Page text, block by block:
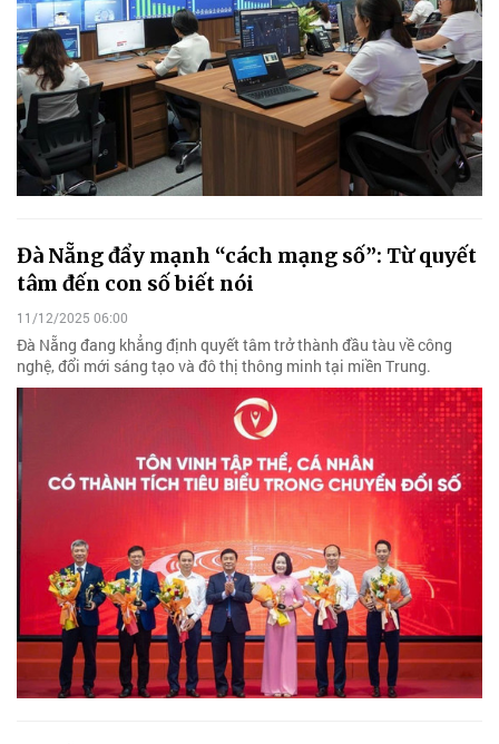
Đà Nẵng đẩy mạnh “cách mạng số”: Từ quyết
tâm đến con số biết nói
11/12/2025 06:00
Đà Nẵng đang khẳng định quyết tâm trở thành đầu tàu về công
nghệ, đổi mới sáng tạo và đô thị thông minh tại miền Trung.